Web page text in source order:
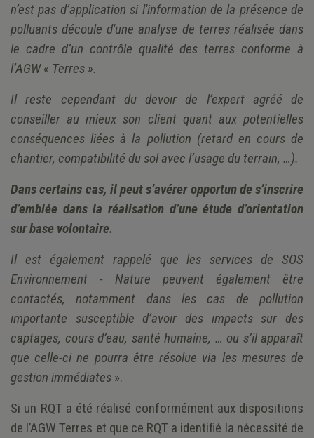
n’est pas d’application si l'information de la présence de
polluants découle d'une analyse de terres réalisée dans
le cadre d’un contrôle qualité des terres conforme à
l’AGW « Terres ».
Il reste cependant du devoir de l’expert agréé de
conseiller au mieux son client quant aux potentielles
conséquences liées à la pollution (retard en cours de
chantier, compatibilité du sol avec l’usage du terrain, …).
Dans certains cas, il peut s’avérer opportun de s’inscrire
d’emblée dans la réalisation d’une étude d’orientation
sur base volontaire.
Il est également rappelé que les services de SOS
Environnement - Nature peuvent également être
contactés, notamment dans les cas de pollution
importante susceptible d’avoir des impacts sur des
captages, cours d’eau, santé humaine, … ou s’il apparaît
que celle-ci ne pourra être résolue via les mesures de
gestion immédiates ».
Si un RQT a été réalisé conformément aux dispositions
de l’AGW Terres et que ce RQT a identifié la nécessité de